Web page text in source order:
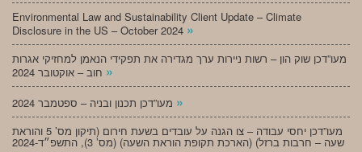
Environmental Law and Sustainability Client Update – Climate
Disclosure in the US – October 2024 »
מעו”דכן שוק הון – רשות ניירות ערך מגדירה את תפקידי הנאמן למחזיקי אגרות
»
»
מעו”דכן יחסי עבודה – צו הגנה על עובדים בשעת חירום (תיקון מס’ 5 והוראת
שעה – חרבות ברזל) (הארכת תקופת הוראת השעה) (מס’ 3), התשפ״ד-2024